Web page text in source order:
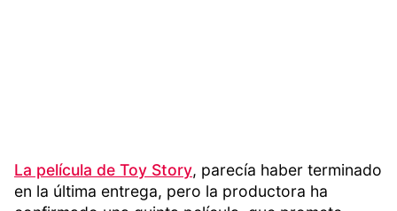
La película de Toy Story, parecía haber terminado
en la última entrega, pero la productora ha